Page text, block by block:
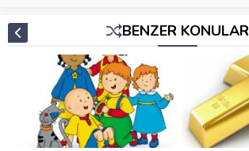
BENZER KONULAR